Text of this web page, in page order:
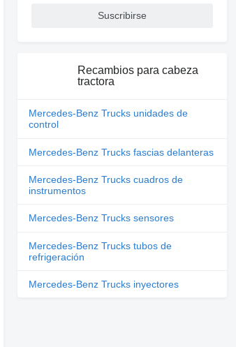
Suscribirse
Recambios para cabeza
tractora
Mercedes-Benz Trucks unidades de
control
Mercedes-Benz Trucks fascias delanteras
Mercedes-Benz Trucks cuadros de
instrumentos
Mercedes-Benz Trucks sensores
Mercedes-Benz Trucks tubos de
refrigeración
Mercedes-Benz Trucks inyectores